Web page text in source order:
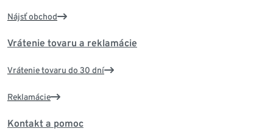
Nájsť obchod
Vrátenie tovaru a reklamácie
Vrátenie tovaru do 30 dní
Reklamácie
Kontakt a pomoc